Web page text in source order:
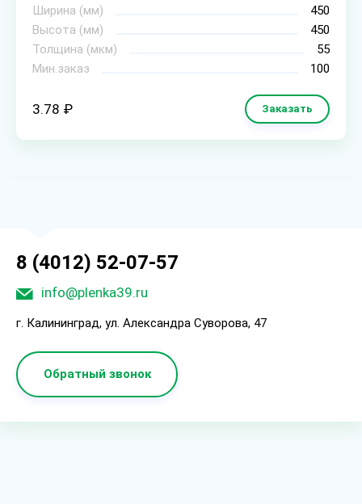
Ширина (мм)
450
Высота (мм)
450
Толщина (мкм)
55
Мин.заказ
100
3.78 ₽ Заказать
8 (4012) 52-07-57
info@plenka39.ru
г. Калининград, ул. Александра Суворова, 47
Обратный звонок